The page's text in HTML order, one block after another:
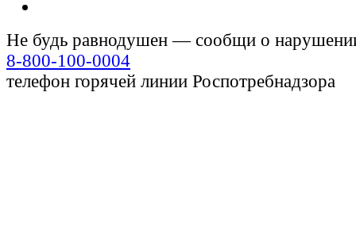
Не будь равнодушен — сообщи о
8-800-100-0004
телефон горячей линии Роспотребнадзора